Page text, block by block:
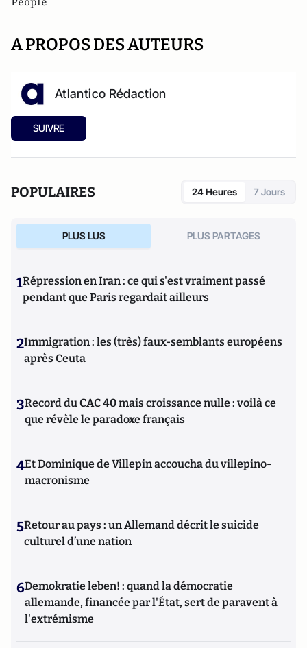
A PROPOS DES AUTEURS
Atlantico Rédaction
SUIVRE
POPULAIRES 24 Heures 7 Jours
PLUS LUS PLUS PARTAGES
1Répression en Iran : ce qui s'est vraiment passé
pendant que Paris regardait ailleurs
2Immigration : les (très) faux-semblants européens
après Ceuta
3Record du CAC 40 mais croissance nulle : voilà ce
que révèle le paradoxe français
4Et Dominique de Villepin accoucha du villepino-
macronisme
5Retour au pays : un Allemand décrit le suicide
culturel d’une nation
6Demokratie leben! : quand la démocratie
allemande, financée par l'État, sert de paravent à
l'extrémisme